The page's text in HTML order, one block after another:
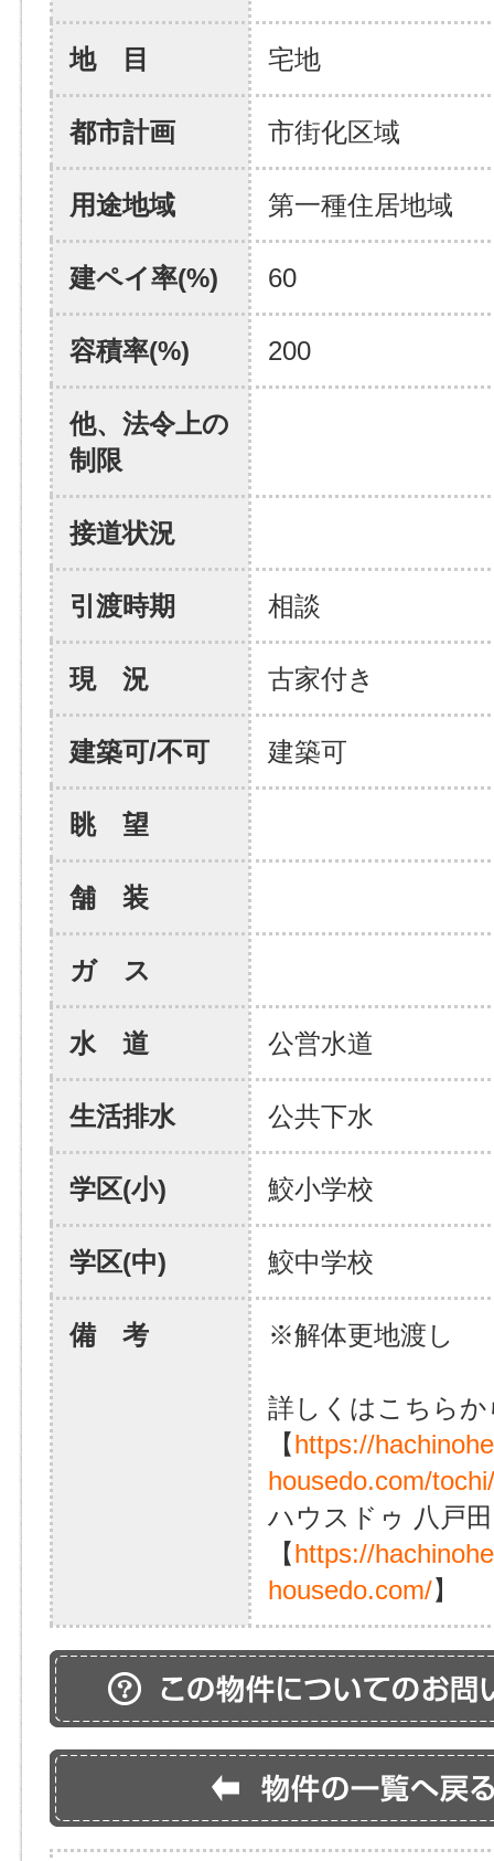
地 目 宅地
都市計画 市街化区域
用途地域 第一種住居地域
建ペイ率(%) 60
容積率(%) 200
他、法令上の
制限
接道状況
引渡時期 相談
現 況 古家付き
建築可/不可 建築可
眺 望
舗 装
ガ ス
水 道 公営水道
生活排水 公共下水
学区(小) 鮫小学校
学区(中) 鮫中学校
備 考 ※解体更地渡し
詳しくはこちらか
【https://
housedo.com/
ハウスドゥ 八戸
【https://
housedo.com/】